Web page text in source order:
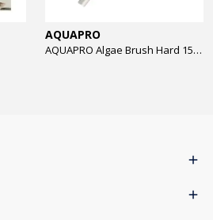
AQUAPRO
AQUAPRO Algae Brush Hard 15cm Yosun Temizlik Fırçası